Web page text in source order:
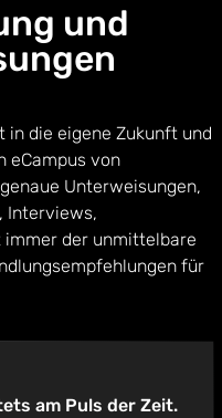
und
die eigene Zukunft und
eCampus von
Unterweisungen,
Interviews,
immer der unmittelbare
für
am Puls der Zeit.